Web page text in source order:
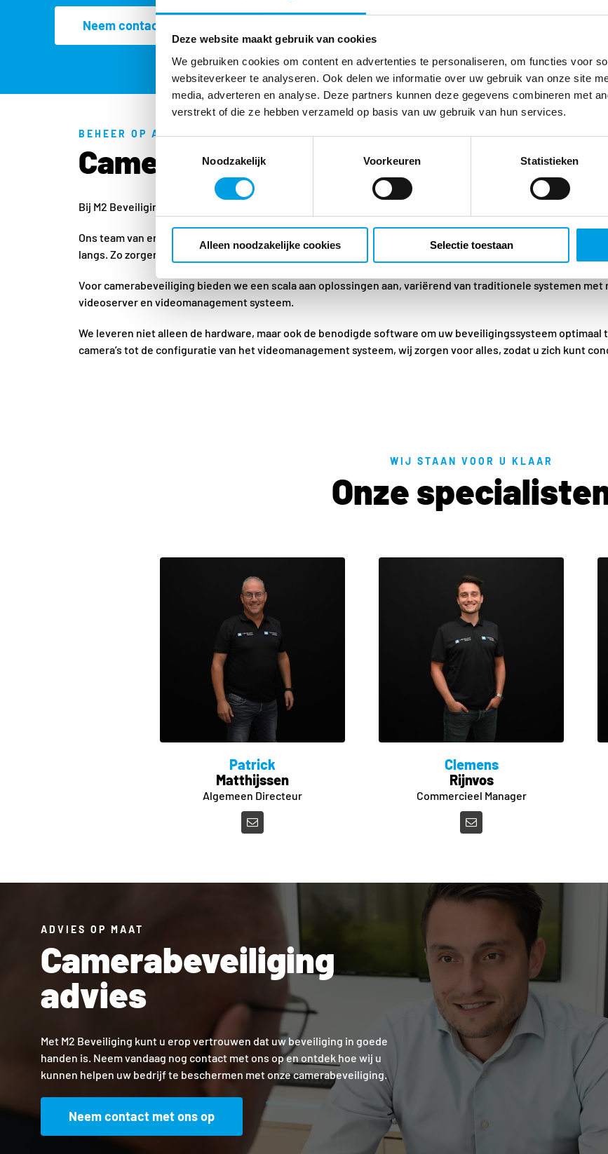
Deze website maakt gebruik van cookies
We gebruiken cookies om content en advertenties te personaliseren, om functies voor
websiteverkeer te analyseren. Ook delen we informatie over uw gebruik van onze site
media, adverteren en analyse. Deze partners kunnen deze gegevens combineren met
verstrekt of die ze hebben verzameld op basis van uw gebruik van hun services.
Noodzakelijk
Voorkeuren Statistieken
Alleen noodzakelijke cookies Selectie toestaan
Neem contact met ons op
BEHEER OP AFSTAND
Camerabeveiliging beheer en
Bij M2 Beveiliging geloven we dat elk bedrijf uniek is en daarom vereist elk beveiligingsplan een op maat
Ons team van ervaren professionals staat klaar om u deskundig advies te geven op basis van een analyse
langs. Zo zorgen we ervoor dat we altijd een oplossing vinden die perfect aansluit op uw wensen en
Voor camerabeveiliging bieden we een scala aan oplossingen aan, variërend van traditionele systemen
videoserver en videomanagement systeem.
We leveren niet alleen de hardware, maar ook de benodigde software om uw beveiligingssysteem
camera’s tot de configuratie van het videomanagement systeem, wij zorgen voor alles, zodat u zich kunt
WIJ STAAN VOOR U KLAAR
Onze
Patrick
Matthijssen
Algemeen Directeur
Clemens
Rijnvos
Commercieel Manager
ADVIES OP MAAT
Camerabeveiliging
advies
Met M2 Beveiliging kunt u erop vertrouwen dat uw beveiliging in goede
handen is. Neem vandaag nog contact met ons op en ontdek hoe wij u
kunnen helpen uw bedrijf te beschermen met onze camerabeveiliging.
Neem contact met ons op